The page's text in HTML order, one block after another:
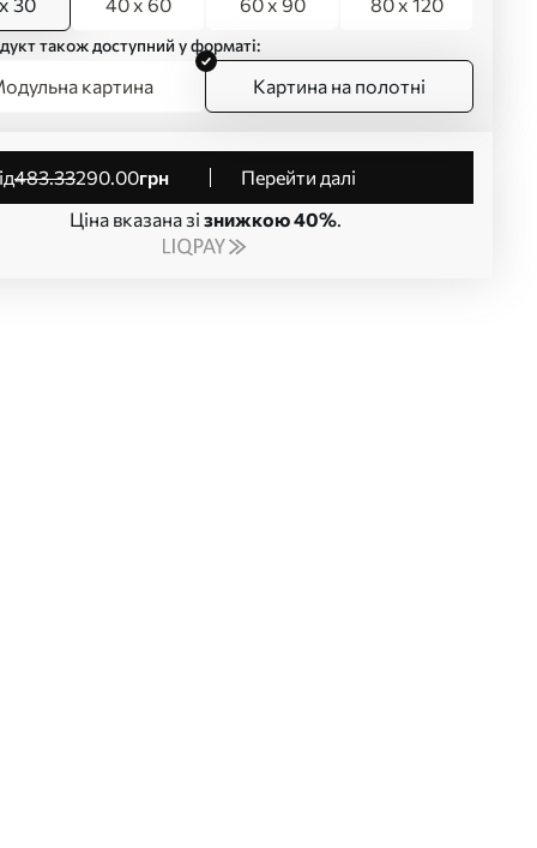
також доступний у форматі:
картина Картина на полотні
від483.33290.00грн
Перейти далі
Ціна вказана зі знижкою 40%.